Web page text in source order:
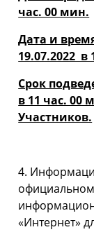
час. 00 мин.
Дата и
19.07.2022 в
Срок
в 11 час. 00
Участников.
4.
«Интернет»